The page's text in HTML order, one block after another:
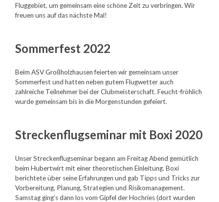
Fluggebiet, um gemeinsam eine schöne Zeit zu verbringen. Wir
freuen uns auf das nächste Mal!
Sommerfest 2022
Beim ASV Großholzhausen feierten wir gemeinsam unser
Sommerfest und hatten neben gutem Flugwetter auch
zahlreiche Teilnehmer bei der Clubmeisterschaft. Feucht-fröhlich
wurde gemeinsam bis in die Morgenstunden gefeiert.
Streckenflugseminar mit Boxi 2020
Unser Streckenflugseminar begann am Freitag Abend gemütlich
beim Hubertwirt mit einer theoretischen Einleitung. Boxi
berichtete über seine Erfahrungen und gab Tipps und Tricks zur
Vorbereitung, Planung, Strategien und Risikomanagement.
Samstag ging’s dann los vom Gipfel der Hochries (dort wurden